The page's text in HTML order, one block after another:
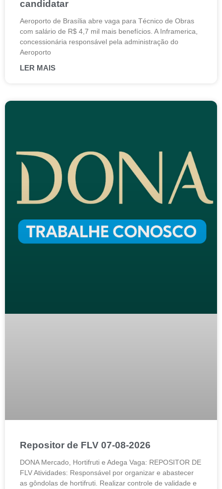
candidatar
Aeroporto de Brasília abre vaga para Técnico de Obras
com salário de R$ 4,7 mil mais benefícios. A Inframerica,
concessionária responsável pela administração do
Aeroporto
LER MAIS
Repositor de FLV 07-08-2026
DONA Mercado, Hortifruti e Adega Vaga: REPOSITOR DE
FLV Atividades: Responsável por organizar e abastecer
as gôndolas de hortifruti. Realizar controle de validade e